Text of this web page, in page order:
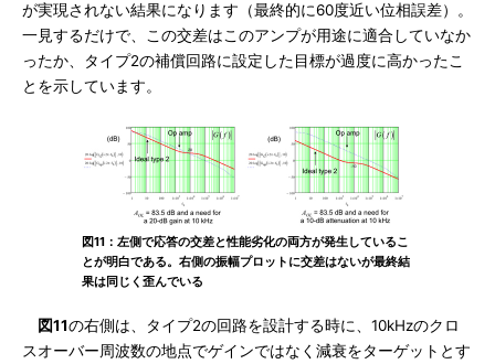
が実現されない結果になります（最終的に60度近い位相誤差）。
一見するだけで、この交差はこのアンプが用途に適合していなか
ったか、タイプ2の補償回路に設定した目標が過度に高かったこ
とを示しています。
図11：左側で応答の交差と性能劣化の両方が発生しているこ
とが明白である。右側の振幅プロットに交差はないが最終結
果は同じく歪んでいる
図11の右側は、タイプ2の回路を設計する時に、10kHzのクロ
スオーバー周波数の地点でゲインではなく減衰をターゲットとす